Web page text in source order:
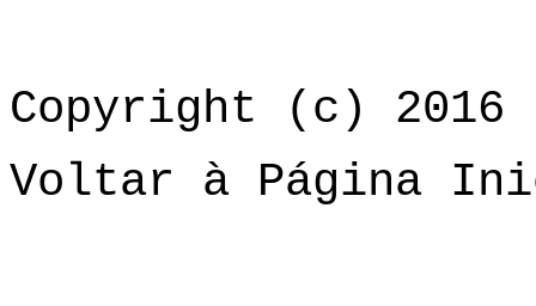
Copyright (c) 2016
Voltar à Página